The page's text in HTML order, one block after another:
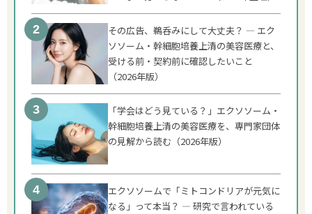
その広告、鵜呑みにして大丈夫？ ― エク
ソソーム・幹細胞培養上清の美容医療と、
受ける前・契約前に確認したいこと
（2026年版）
「学会はどう見ている？」エクソソーム・
幹細胞培養上清の美容医療を、専門家団体
の見解から読む（2026年版）
エクソソームで「ミトコンドリアが元気に
なる」って本当？ ― 研究で言われている